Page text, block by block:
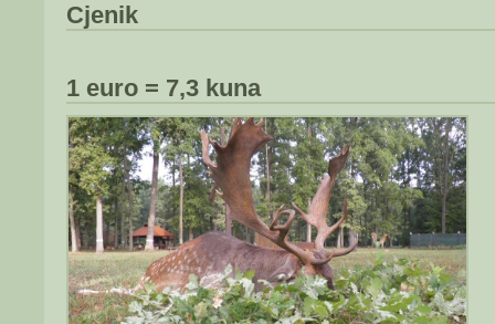
Cjenik
1 euro = 7,3 kuna